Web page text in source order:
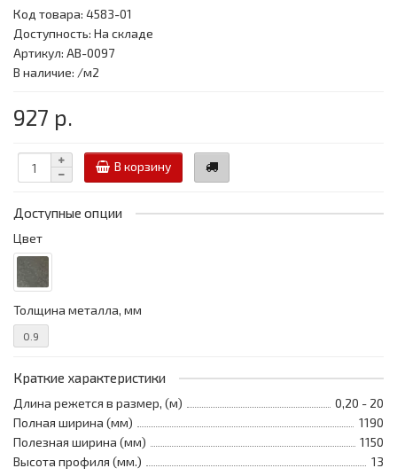
Код товара: 4583-01
Доступность: На складе
Артикул: АВ-0097
В наличие: /м2
927 р.
В корзину
Доступные опции
Цвет
Толщина металла, мм
0.9
Краткие характеристики
Длина режется в размер, (м)
0,20 - 20
Полная ширина (мм)
1190
Полезная ширина (мм)
1150
Высота профиля (мм.)
13